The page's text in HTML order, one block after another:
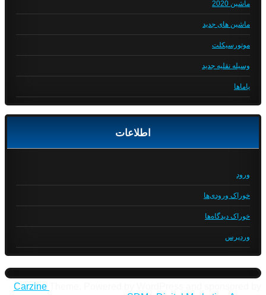
ماشین 2020
ماشین های جدید
موتورسیکلت
وسیله نقلیه جدید
یاماها
اطلاعات
ورود
خوراک ورودی‌ها
خوراک دیدگاه‌ها
وردپرس
Carzine